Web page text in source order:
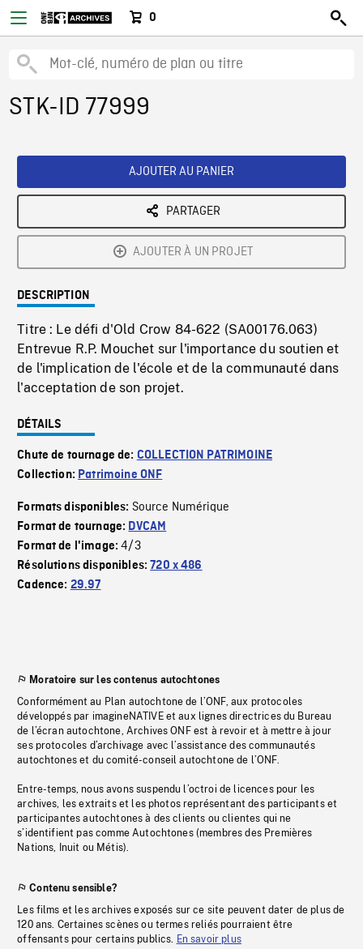
0
STK-ID 77999
AJOUTER AU PANIER
PARTAGER
AJOUTER À UN PROJET
DESCRIPTION
Titre : Le défi d'Old Crow 84-622 (SA00176.063)
Entrevue R.P. Mouchet sur l'importance du soutien et
de l'implication de l'école et de la communauté dans
l'acceptation de son projet.
DÉTAILS
Chute de tournage de: COLLECTION PATRIMOINE
Collection: Patrimoine ONF
Formats disponibles: Source Numérique
Format de tournage: DVCAM
Format de l'image:4/3
Résolutions disponibles:720 x 486
Cadence: 29.97
Moratoire sur les contenus autochtones
Conformément au Plan autochtone de l’ONF, aux protocoles
développés par imagineNATIVE et aux lignes directrices du Bureau
de l’écran autochtone, Archives ONF est à revoir et à mettre à jour
ses protocoles d’archivage avec l’assistance des communautés
autochtones et du comité-conseil autochtone de l’ONF.
Entre-temps, nous avons suspendu l’octroi de licences pour les
archives, les extraits et les photos représentant des participants et
participantes autochtones à des clients ou clientes qui ne
s’identifient pas comme Autochtones (membres des Premières
Nations, Inuit ou Métis).
Contenu sensible?
Les films et les archives exposés sur ce site peuvent dater de plus de
120 ans. Certaines scènes ou termes reliés pourraient être
offensants pour certains publics. En savoir plus